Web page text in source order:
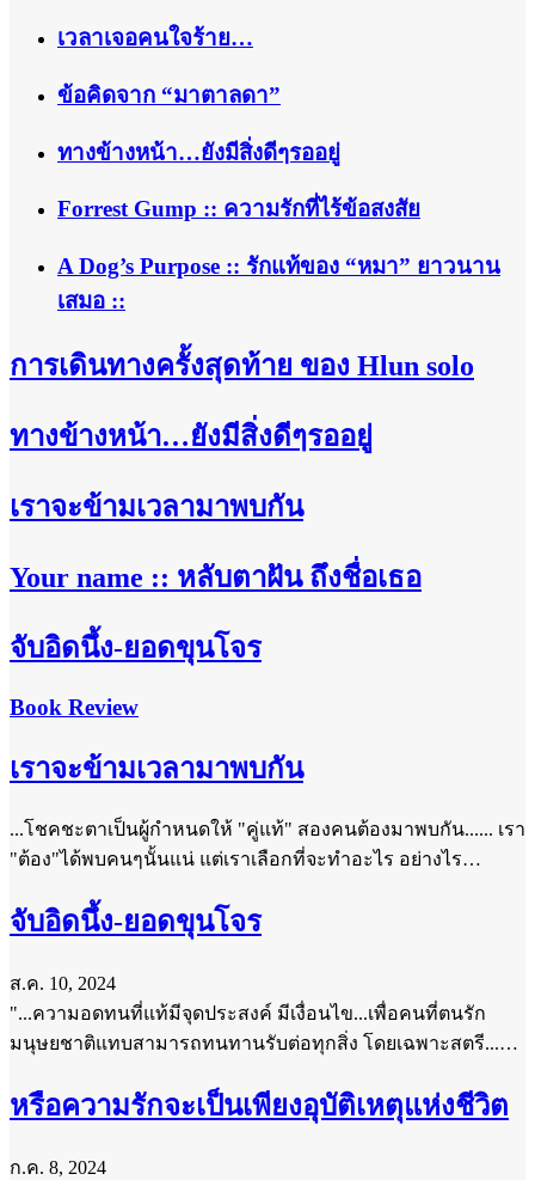
เวลาเจอคนใจร้าย…
ข้อคิดจาก “มาตาลดา”
ทางข้างหน้า…ยังมีสิ่งดีๆรออยู่
Forrest Gump :: ความรักที่ไร้ข้อสงสัย
A Dog’s Purpose :: รักแท้ของ “หมา” ยาวนาน
เสมอ ::
การเดินทางครั้งสุดท้าย ของ Hlun solo
ทางข้างหน้า…ยังมีสิ่งดีๆรออยู่
เราจะข้ามเวลามาพบกัน
Your name :: หลับตาฝัน ถึงชื่อเธอ
จับอิดนึ้ง-ยอดขุนโจร
Book Review
เราจะข้ามเวลามาพบกัน
...โชคชะตาเป็นผู้กำหนดให้ "คู่แท้" สองคนต้องมาพบกัน...... เรา
"ต้อง"ได้พบคนๆนั้นแน่ แต่เราเลือกที่จะทำอะไร อย่างไร…
จับอิดนึ้ง-ยอดขุนโจร
ส.ค. 10, 2024
"...ความอดทนที่แท้มีจุดประสงค์ มีเงื่อนไข...เพื่อคนที่ตนรัก
มนุษยชาติแทบสามารถทนทานรับต่อทุกสิ่ง โดยเฉพาะสตรี...…
หรือความรักจะเป็นเพียงอุบัติเหตุแห่งชีวิต
ก.ค. 8, 2024